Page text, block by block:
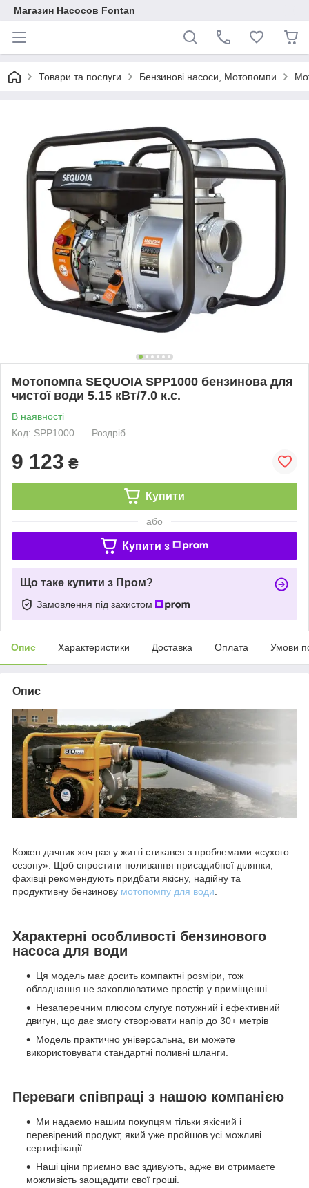
Магазин Насосов Fontan
Товари та послуги Бензинові насоси, Мотопомпи
Мотопомпа SEQUOIA SPP1000 бензинова для
чистої води 5.15 кВт/7.0 к.с.
В наявності
Код: SPP1000
Роздріб
9 123 ₴
Купити
або
Купити з
Що таке купити з Пром?
Замовлення під захистом
Опис Характеристики Доставка Оплата Умови
Опис
Кожен дачник хоч раз у житті стикався з проблемами «сухого
сезону». Щоб спростити поливання присадибної ділянки,
фахівці рекомендують придбати якісну, надійну та
продуктивну бензинову мотопомпу для води
Характерні особливості бензинового
насоса для води
Ця модель має досить компактні розміри, тож
обладнання не захоплюватиме простір у приміщенні.
Незаперечним плюсом слугує потужний і ефективний
двигун, що дає змогу створювати напір до 30+ метрів
Модель практично універсальна, ви можете
використовувати стандартні поливні шланги.
Переваги співпраці з нашою компанією
Ми надаємо нашим покупцям тільки якісний і
перевірений продукт, який уже пройшов усі можливі
сертифікації.
Наші ціни приємно вас здивують, адже ви отримаєте
можливість заощадити свої гроші.